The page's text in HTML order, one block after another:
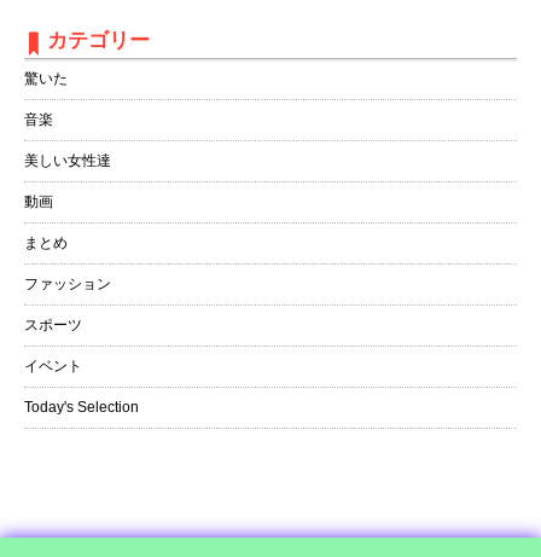
カテゴリー
驚いた
音楽
美しい女性達
動画
まとめ
ファッション
スポーツ
イベント
Today's Selection